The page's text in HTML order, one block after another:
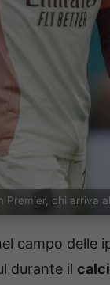
Premier, chi arriva
campo delle
durante il